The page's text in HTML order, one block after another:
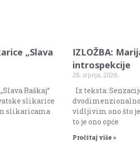
„Slava
Raškaj“
slikarice
slikaricama
IZLOŽBA:
introspekcije
28. srpnja, 2026.
Iz teksta:
vidljivim ono što
to je ono opće
Pročitaj više »